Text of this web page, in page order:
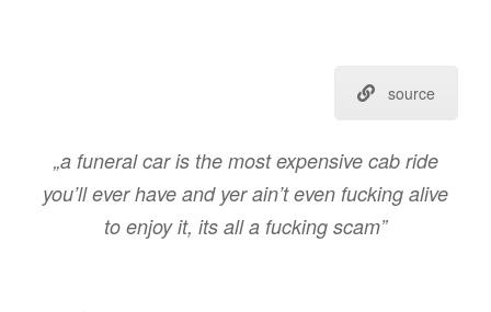
source
„a funeral car is the most expensive cab ride
you’ll ever have and yer ain’t even fucking alive
to enjoy it, its all a fucking scam”